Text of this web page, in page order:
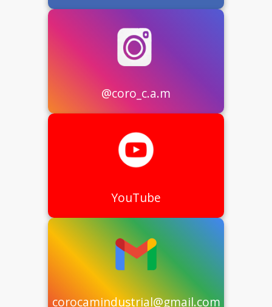
@coro_c.a.m
YouTube
corocamindustrial@gmail.com